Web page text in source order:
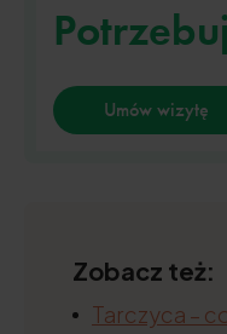
Umów wizytę
Zobacz też:
Tarczyca –